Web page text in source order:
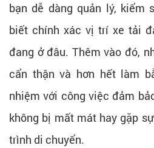
bạn dễ dàng quản lý, kiểm
biết chính xác vị trí xe tải
đang ở đâu. Thêm vào đó,
cẩn thận và hơn hết làm
nhiệm với công việc đảm
không bị mất mát hay gặp
trình di chuyển.